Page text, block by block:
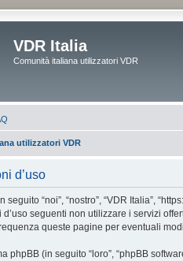
VDR Italia
Comunità italiana utilizzatori VDR
utilizzatori VDR
d’uso
seguito “noi”, “nostro”, “VDR Italia”,
seguenti non utilizzare i servizi
queste pagine per eventuali
phpBB (in seguito “loro”, “phpBB